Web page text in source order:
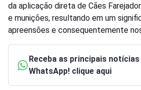
da aplicação direta de Cães
e munições, resultando em um
apreensões e consequentemente
Receba as principais
WhatsApp! clique aqui